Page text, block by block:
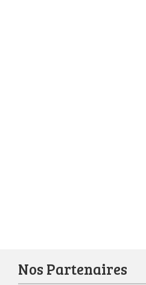
Nos Partenaires